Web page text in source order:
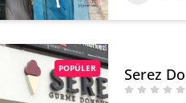
POPÜLER Serez